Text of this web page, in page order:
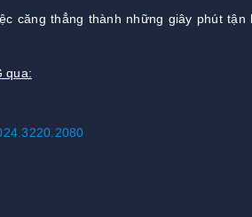
căng thẳng thành những giây phút tận
qua: